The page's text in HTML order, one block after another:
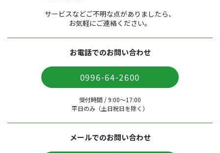
サービスなどご不明な点がありましたら、
お気軽にご連絡ください。
お電話でのお問い合わせ
0996-64-2600
受付時間 / 9:00〜17:00
平日のみ（土日祝日を除く）
メールでのお問い合わせ